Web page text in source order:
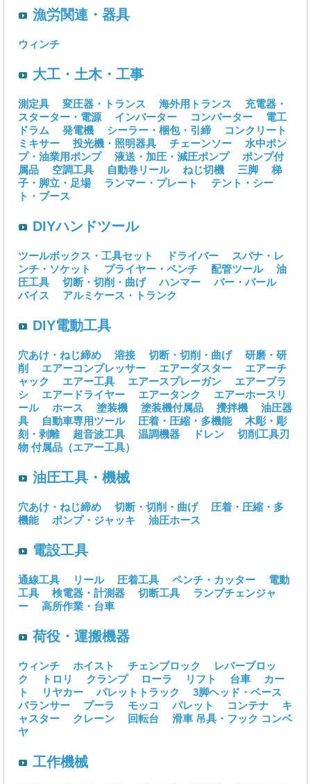
漁労関連・器具
ウィンチ
大工・土木・工事
測定具 変圧器・トランス 海外用トランス
充電器・
スターター・電源
インバーター コンバーター
電工
ドラム
発電機 シーラー・梱包・引締
コンクリート
ミキサー
投光機・照明器具 チェーンソー
水中ポン
プ・油業用ポンプ
液送・加圧・減圧ポンプ
ポンプ付
属品
空調工具 自動巻リール ねじ切機 三脚
梯
子・脚立・足場
ランマー・プレート
テント・シー
ト・ブース
DIYハンドツール
ツールボックス・工具セット ドライバー
スパナ・レ
ンチ・ソケット
プライヤー・ペンチ 配管ツール
油
圧工具
切断・切削・曲げ ハンマー
バー・バール
バイス
アルミケース・トランク
DIY電動工具
穴あけ・ねじ締め 溶接 切断・切削・曲げ
研磨・研
削
エアーコンプレッサー エアーダスター
エアーチ
ャック
エアー工具 エアースプレーガン
エアーブラ
シ
エアードライヤー エアータンク
エアーホースリ
ール
ホース 塗装機 塗装機付属品 攪拌機
油圧器
具
自動車専用ツール 圧着・圧縮・多機能
木彫・彫
刻・剥離
超音波工具 温調機器 ドレン
切削工具刃
物 付属品（エアー工具）
油圧工具・機械
穴あけ・ねじ締め 切断・切削・曲げ
圧着・圧縮・多
機能
ポンプ・ジャッキ 油圧ホース
電設工具
通線工具 リール 圧着工具 ペンチ・カッター
電動
工具
検電器・計測器 切断工具
ランプチェンジャ
ー
高所作業・台車
荷役・運搬機器
ウィンチ ホイスト チェンブロック
レバーブロッ
ク
トロリ クランプ ローラ リフト 台車
カー
ト
リヤカー パレットトラック
3脚ヘッド・ベース
バランサー
プーラ モッコ パレット コンテナ
キ
ャスター
クレーン 回転台 滑車 吊具・フック コンベ
ヤ
工作機械